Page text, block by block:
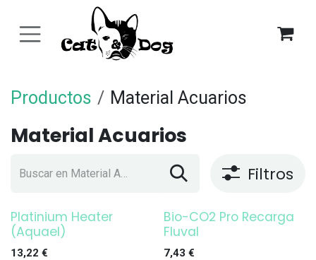
Productos Material Acuarios
Material Acuarios
Filtros
¡OFERTA!
Platinium Heater
(Aquael)
13,22 €
¡OFERTA!
Bio-CO2 Pro Recarga
Fluval
7,43 €